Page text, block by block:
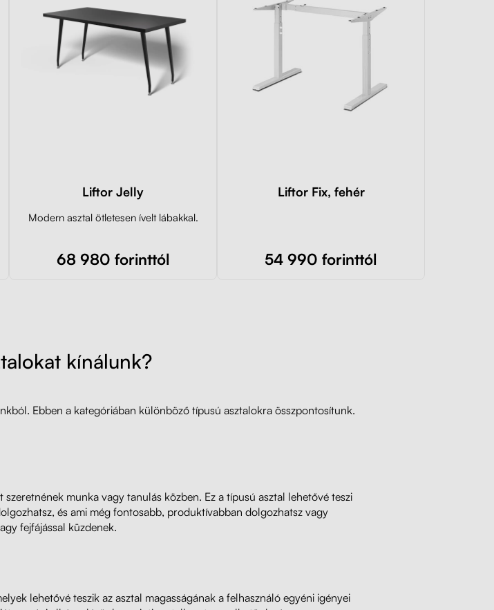
Liftor Jelly
Modern asztal ötletesen ívelt lábakkal.
68 980 forinttól
Liftor Fix, fehér
54 990 forinttól
kínálunk?
Ebben a kategóriában különböző típusú asztalokra összpontosítunk.
munka vagy tanulás közben. Ez a típusú asztal lehetővé teszi
és ami még fontosabb, produktívabban dolgozhatsz vagy
fejfájással küzdenek.
lehetővé teszik az asztal magasságának a felhasználó egyéni igényei